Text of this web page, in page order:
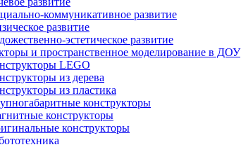
коммуникативное развитие
развитие
эстетическое развитие
и пространственное моделирование в ДОУ
LEGO
из дерева
из пластика
конструкторы
конструкторы
конструкторы